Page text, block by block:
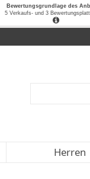
Herren